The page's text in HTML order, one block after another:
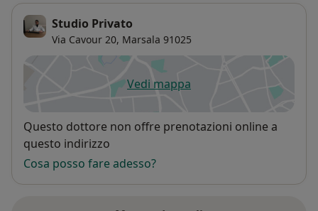
Studio Privato
Via Cavour 20, Marsala 91025
Vedi mappasi apre in una nuova scheda
Disponibilità
Questo dottore non offre prenotazioni online a
questo indirizzo
Cosa posso fare adesso?